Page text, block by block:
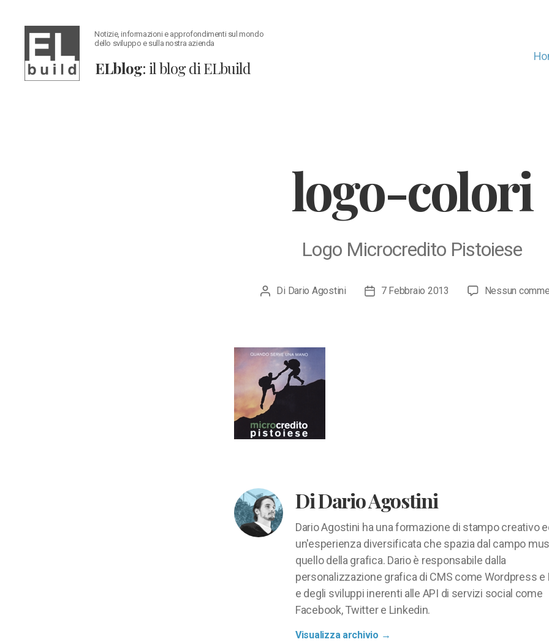
Notizie, informazioni e approfondimenti sul mondo
dello sviluppo e sulla nostra azienda
ELblog: il blog di ELbuild
logo-colori
Logo Microcredito Pistoiese
Autore
Di Dario Agostini
Data7 Febbraio 2013 Nessun
Di Dario Agostini
Dario Agostini ha una formazione di stampo creativo
un'esperienza diversificata che spazia dal campo
quello della grafica. Dario è responsabile dalla
personalizzazione grafica di CMS come Wordpress e
e degli sviluppi inerenti alle API di servizi social come
Facebook, Twitter e Linkedin.
Visualizza archivio →